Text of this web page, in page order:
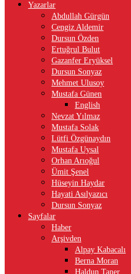
Yazarlar
Abdullah Gürgün
Cengiz Aldemir
Dursun Özden
Ertuğrul Bulut
Gazanfer Eryüksel
Dursun Sonyaz
Mehmet Ulusoy
Mustafa Günen
English
Nevzat Yılmaz
Mustafa Solak
Lütfi Özgünaydın
Mustafa Uysal
Orhan Arıoğul
Ümit Şenel
Hüseyin Haydar
Hayati Asılyazıcı
Dursun Sonyaz
Sayfalar
Haber
Arşivden
Alpay Kabacalı
Berna Moran
Haldun Taner